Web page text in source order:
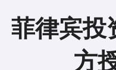
菲律宾投
方